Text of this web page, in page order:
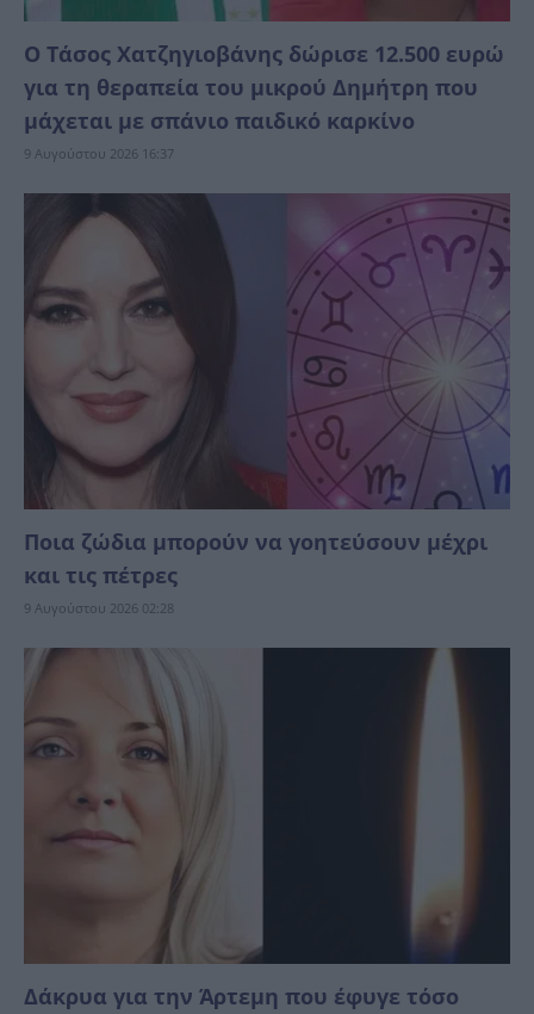
Ο Τάσος Χατζηγιοβάνης δώρισε 12.500 ευρώ
για τη θεραπεία του μικρού Δημήτρη που
μάχεται με σπάνιο παιδικό καρκίνο
9 Αυγούστου 2026 16:37
Ποια ζώδια μπορούν να γοητεύσουν μέχρι
και τις πέτρες
9 Αυγούστου 2026 02:28
Δάκρυα για την Άρτεμη που έφυγε τόσο